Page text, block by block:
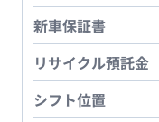
新車保証書
リサイクル預託金
シフト位置